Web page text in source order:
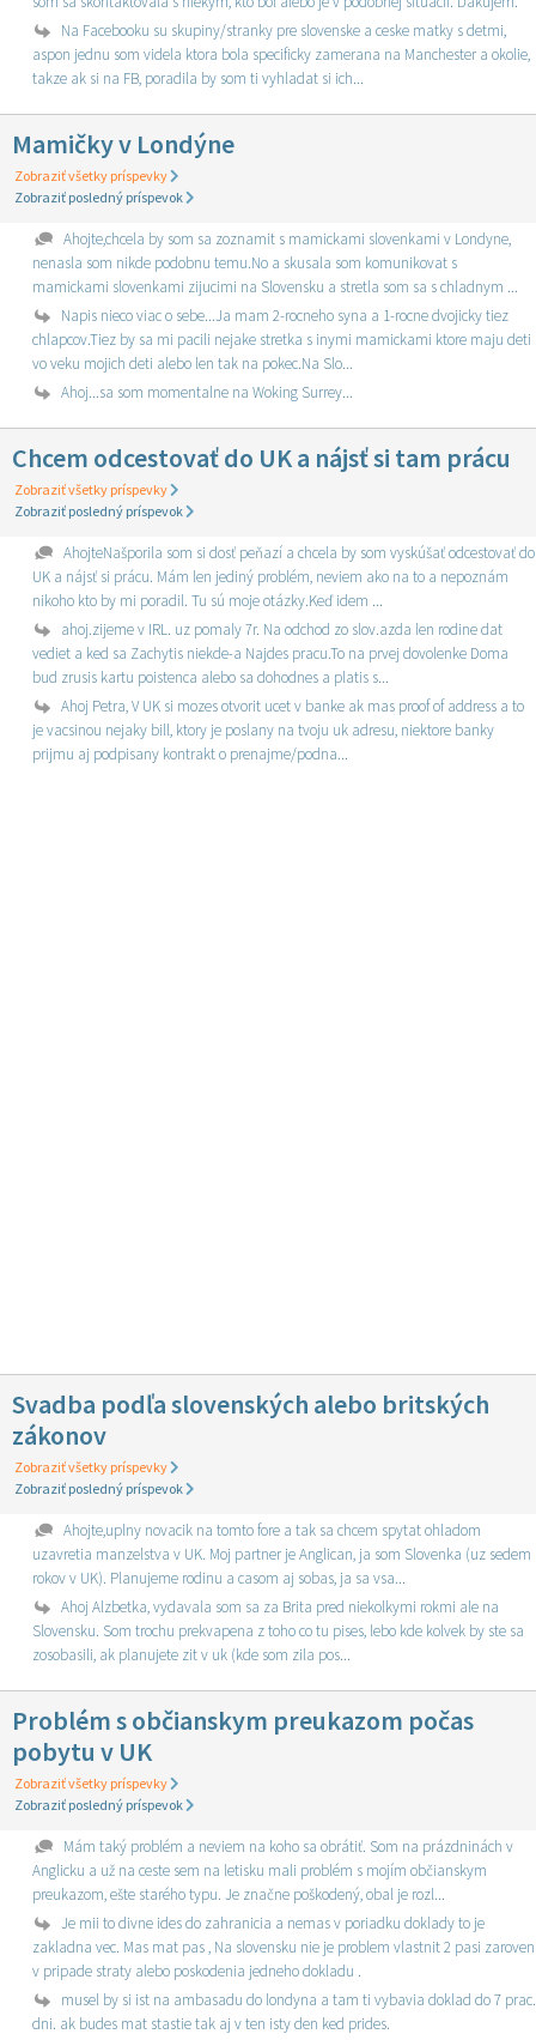
Na Facebooku su skupiny/stranky pre slovenske a ceske matky s detmi,
aspon jednu som videla ktora bola specificky zamerana na Manchester a okolie,
takze ak si na FB, poradila by som ti vyhladat si ich...
Mamičky v Londýne
Zobraziť všetky príspevky
Zobraziť posledný príspevok
Ahojte,chcela by som sa zoznamit s mamickami slovenkami v Londyne,
nenasla som nikde podobnu temu.No a skusala som komunikovat s
mamickami slovenkami zijucimi na Slovensku a stretla som sa s chladnym ...
Napis nieco viac o sebe...Ja mam 2-rocneho syna a 1-rocne dvojicky tiez
chlapcov.Tiez by sa mi pacili nejake stretka s inymi mamickami ktore maju deti
vo veku mojich deti alebo len tak na pokec.Na Slo...
Ahoj...sa som momentalne na Woking Surrey...
Chcem odcestovať do UK a nájsť si tam prácu
Zobraziť všetky príspevky
Zobraziť posledný príspevok
AhojteNašporila som si dosť peňazí a chcela by som vyskúšať odcestovať do
UK a nájsť si prácu. Mám len jediný problém, neviem ako na to a nepoznám
nikoho kto by mi poradil. Tu sú moje otázky.Keď idem ...
ahoj.zijeme v IRL. uz pomaly 7r. Na odchod zo slov.azda len rodine dat
vediet a ked sa Zachytis niekde-a Najdes pracu.To na prvej dovolenke Doma
bud zrusis kartu poistenca alebo sa dohodnes a platis s...
Ahoj Petra, V UK si mozes otvorit ucet v banke ak mas proof of address a to
je vacsinou nejaky bill, ktory je poslany na tvoju uk adresu, niektore banky
prijmu aj podpisany kontrakt o prenajme/podna...
Svadba podľa slovenských alebo britských
zákonov
Zobraziť všetky príspevky
Zobraziť posledný príspevok
Ahojte,uplny novacik na tomto fore a tak sa chcem spytat ohladom
uzavretia manzelstva v UK. Moj partner je Anglican, ja som Slovenka (uz sedem
rokov v UK). Planujeme rodinu a casom aj sobas, ja sa vsa...
Ahoj Alzbetka, vydavala som sa za Brita pred niekolkymi rokmi ale na
Slovensku. Som trochu prekvapena z toho co tu pises, lebo kde kolvek by ste sa
zosobasili, ak planujete zit v uk (kde som zila pos...
Problém s občianskym preukazom počas
pobytu v UK
Zobraziť všetky príspevky
Zobraziť posledný príspevok
Mám taký problém a neviem na koho sa obrátiť. Som na prázdninách v
Anglicku a už na ceste sem na letisku mali problém s mojím občianskym
preukazom, ešte starého typu. Je značne poškodený, obal je rozl...
Je mii to divne ides do zahranicia a nemas v poriadku doklady to je
zakladna vec. Mas mat pas , Na slovensku nie je problem vlastnit 2 pasi zaroven
v pripade straty alebo poskodenia jedneho dokladu .
musel by si ist na ambasadu do londyna a tam ti vybavia doklad do 7 prac.
dni. ak budes mat stastie tak aj v ten isty den ked prides.